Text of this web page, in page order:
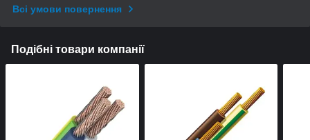
Всі умови повернення
Подібні товари компанії